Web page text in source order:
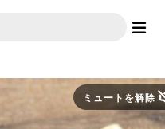
ミュートを解除